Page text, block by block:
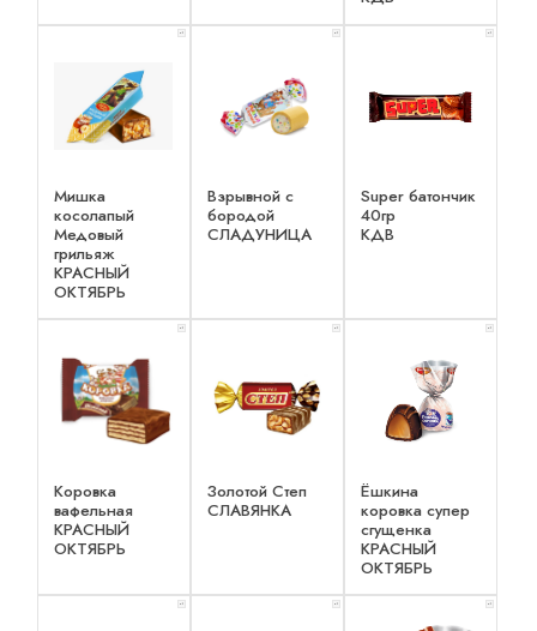
x 1
Мишка
косолапый
Медовый
грильяж
КРАСНЫЙ
ОКТЯБРЬ
x 1
Взрывной с
бородой
СЛАДУНИЦА
x 1
Super батончик
40гр
КДВ
x 1
Коровка
вафельная
КРАСНЫЙ
ОКТЯБРЬ
x 1
Золотой Степ
СЛАВЯНКА
x 1
Ёшкина
коровка супер
сгущенка
КРАСНЫЙ
ОКТЯБРЬ
x 1 x 1 x 1